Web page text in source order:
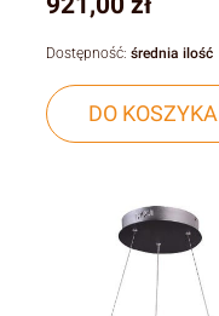
DO KOSZYKA
Dostępność: średnia ilość